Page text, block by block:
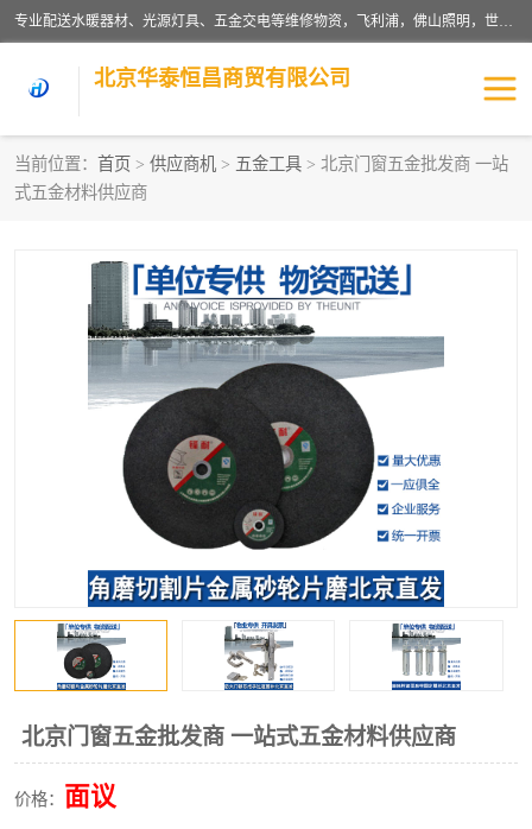
专业配送水暖器材、光源灯具、五金交电等维修物资，飞利浦，佛山照明，世达，博世，九牧，特陶等各产品涉及国内外知名品牌。公司专注与物业、学校、酒店、工厂等单位合作，提供一站式配送服务，降低客户综合成本。依托电子商务改变传统模式，以专业的团队为客户提供24H物资配送到达，货到月结、统一开票，便捷退换等服务，提高了企业的运营效率。
北京华泰恒昌商贸有限公司
当前位置： 首页 > 供应商机 > 五金工具 > 北京门窗五金批发商 一站
式五金材料供应商
北京门窗五金批发商 一站式五金材料供应商
价格： 面议
水暖阀门
五金工具 涂料辅材